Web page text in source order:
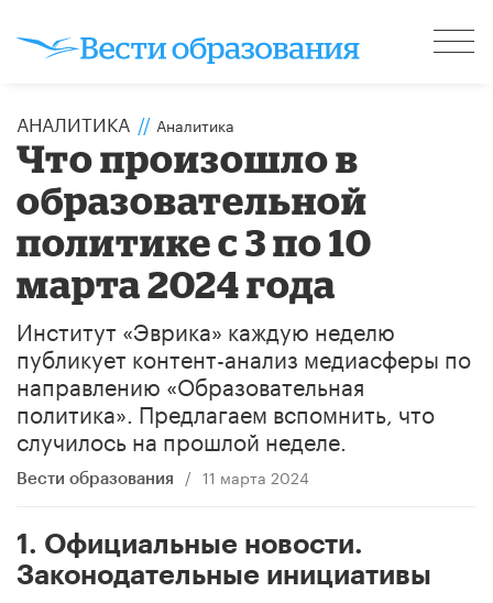
АНАЛИТИКА // Аналитика
Что произошло в
образовательной
политике с 3 по 10
марта 2024 года
Институт «Эврика» каждую неделю
публикует контент-анализ медиасферы по
направлению «Образовательная
политика». Предлагаем вспомнить, что
случилось на прошлой неделе.
Вести образования / 11 марта 2024
1. Официальные новости.
Законодательные инициативы